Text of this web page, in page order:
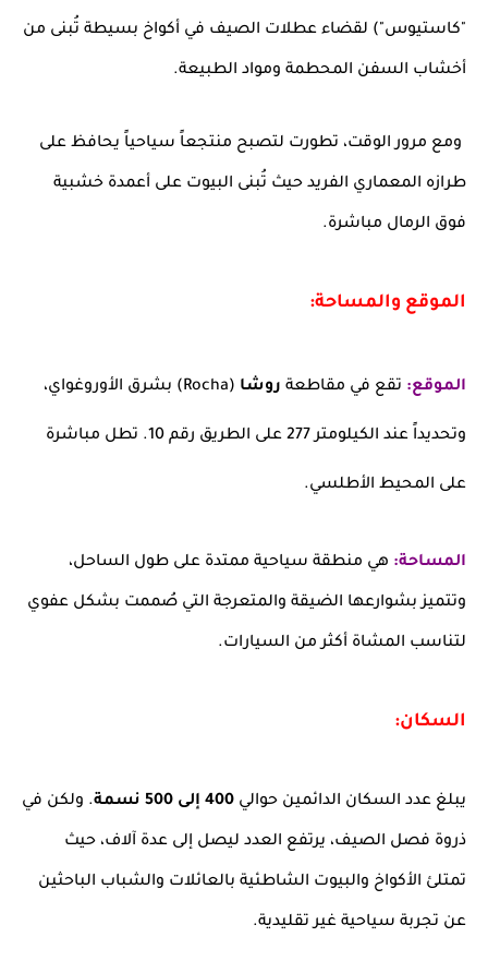
"كاستيوس") لقضاء عطلات الصيف في أكواخ بسيطة تُبنى من
أخشاب السفن المحطمة ومواد الطبيعة.
ومع مرور الوقت، تطورت لتصبح منتجعاً سياحياً يحافظ على
طرازه المعماري الفريد حيث تُبنى البيوت على أعمدة خشبية
فوق الرمال مباشرة.
الموقع والمساحة:
الموقع: تقع في مقاطعة روشا (Rocha) بشرق الأوروغواي،
وتحديداً عند الكيلومتر 277 على الطريق رقم 10. تطل مباشرة
على المحيط الأطلسي.
المساحة: هي منطقة سياحية ممتدة على طول الساحل،
وتتميز بشوارعها الضيقة والمتعرجة التي صُممت بشكل عفوي
لتناسب المشاة أكثر من السيارات.
السكان:
يبلغ عدد السكان الدائمين حوالي 400 إلى 500 نسمة . ولكن في
ذروة فصل الصيف، يرتفع العدد ليصل إلى عدة آلاف، حيث
تمتلئ الأكواخ والبيوت الشاطئية بالعائلات والشباب الباحثين
عن تجربة سياحية غير تقليدية.